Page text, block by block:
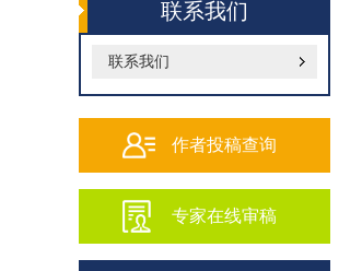
联系我们
联系我们
作者投稿查询
专家在线审稿